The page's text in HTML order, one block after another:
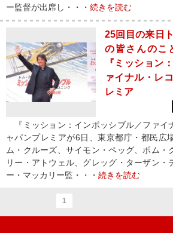
ー監督が出席し・・・ 続きを読む
25回目の来日
の皆さんの
『ミッション
ァイナル・レ
レミア
『ミッション：インポッシブル／ファイ
ャパンプレミアが6日、東京都庁・都民広
ム・クルーズ、サイモン・ペッグ、ポム・
リー・アトウェル、グレッグ・ターザン・
ー・マッカリー監・・・ 続きを読む
1